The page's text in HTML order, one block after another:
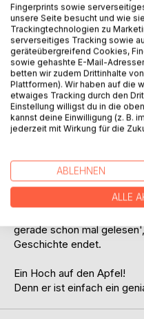
BESCHREIBUNG
Äpfel haben schon immer
gemalt, in Marmor
kein Wunder, dass auch
Wortkünstler vom
ist aber, welche
gerade schon mal
Geschichte endet.
Ein Hoch auf den Apfel!
Denn er ist einfach ein
Fingerprints sowie
unsere Seite besucht und wie
Trackingtechnologien zu
serverseitiges Tracking sowie
geräteübergreifend Cookies,
sowie gehashte E-Mail-
betten wir zudem Drittinhalte
Plattformen). Wir haben auf die
etwaiges Tracking durch den
Einstellung willigst du in die
kannst deine Einwilligung (z. B.
jederzeit mit Wirkung für die
ABLEHNEN
ALLE